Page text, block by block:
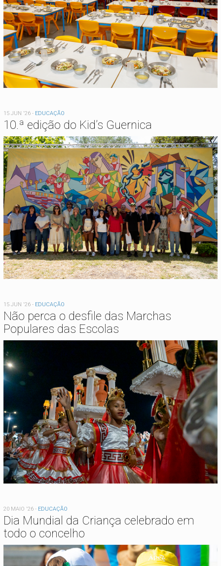
15 JUN '26 - EDUCAÇÃO
10.ª edição do Kid’s Guernica
15 JUN '26 - EDUCAÇÃO
Não perca o desfile das Marchas
Populares das Escolas
20 MAIO '26 - EDUCAÇÃO
Dia Mundial da Criança celebrado em
todo o concelho